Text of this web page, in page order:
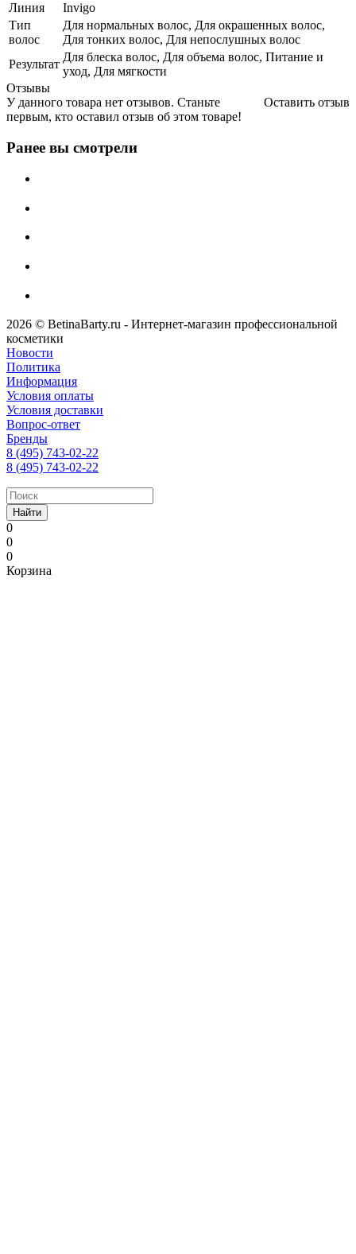
Линия
Invigo
Тип
волос
Для нормальных волос, Для окрашенных волос,
Для тонких волос, Для непослушных волос
Результат
Для блеска волос, Для объема волос, Питание и
уход, Для мягкости
Отзывы
Оставить отзыв
У данного товара нет отзывов. Станьте
первым, кто оставил отзыв об этом товаре!
Ранее вы смотрели
2026 © BetinaBarty.ru - Интернет-магазин профессиональной
косметики
Новости
Политика
Информация
Условия оплаты
Условия доставки
Вопрос-ответ
Бренды
8 (495) 743-02-22
8 (495) 743-02-22
Найти
0
0
0
Корзина